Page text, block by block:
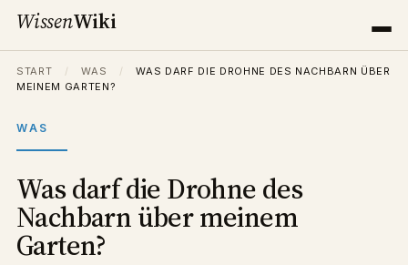
WissenWiki
START / WAS /
WAS DARF DIE DROHNE DES NACHBARN ÜBER
MEINEM GARTEN?
WAS
Was darf die Drohne des
Nachbarn über meinem
Garten?